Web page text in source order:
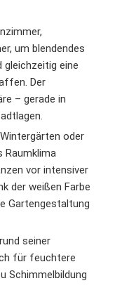
um blendendes
gleichzeitig eine
Der
– gerade in
oder
Raumklima
vor intensiver
der weißen Farbe
Gartengestaltung
seiner
für feuchtere
Schimmelbildung